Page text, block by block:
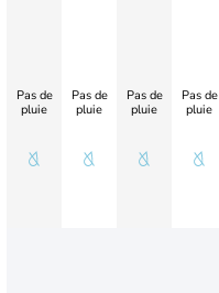
Pas de
pluie
Pas de
pluie
Pas de
pluie
Pas de
pluie